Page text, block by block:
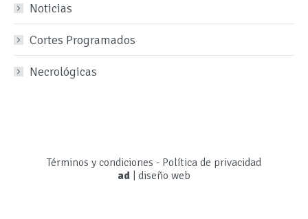
Noticias
Cortes Programados
Necrológicas
Términos y condiciones - Política de privacidad
ad diseño web